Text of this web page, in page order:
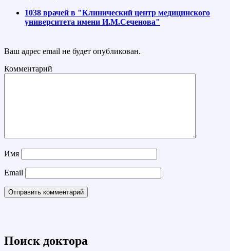
1038 врачей в "Клинический центр медицинского
университета имени И.М.Сеченова"
Ваш адрес email не будет опубликован.
Комментарий
Имя
Email
Поиск доктора